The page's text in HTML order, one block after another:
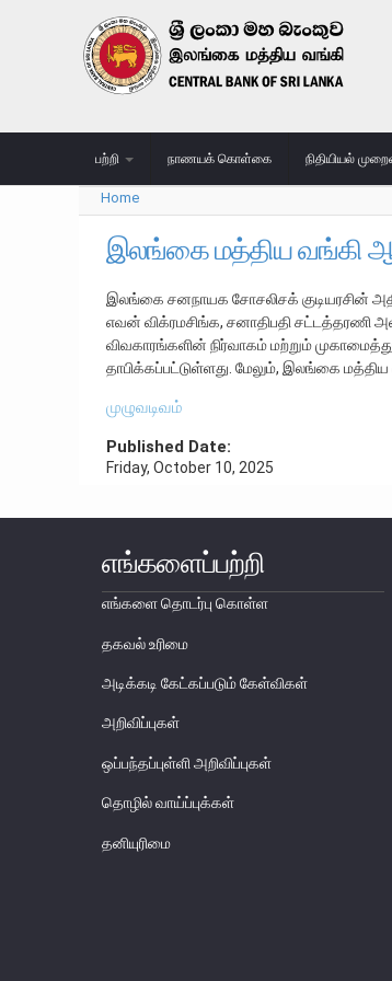
பற்றி நாணயக் கொள்கை நிதியியல்
You are here
Home
இலங்கை மத்திய வங்கி
இலங்கை சனநாயக சோசலிசக் குடியரசின்
எவன் விக்ரமசிங்க, சனாதிபதி சட்டத்தரணி
விவகாரங்களின் நிர்வாகம் மற்றும்
தாபிக்கப்பட்டுள்ளது. மேலும், இலங்கை
முழுவடிவம்
Published Date:
Friday, October 10, 2025
எங்களைப்பற்றி
எங்களை தொடர்பு கொள்ள
தகவல் உரிமை
அடிக்கடி கேட்கப்படும் கேள்விகள்
அறிவிப்புகள்
ஒப்பந்தப்புள்ளி அறிவிப்புகள்
தொழில் வாய்ப்புக்கள்
தனியுரிமை